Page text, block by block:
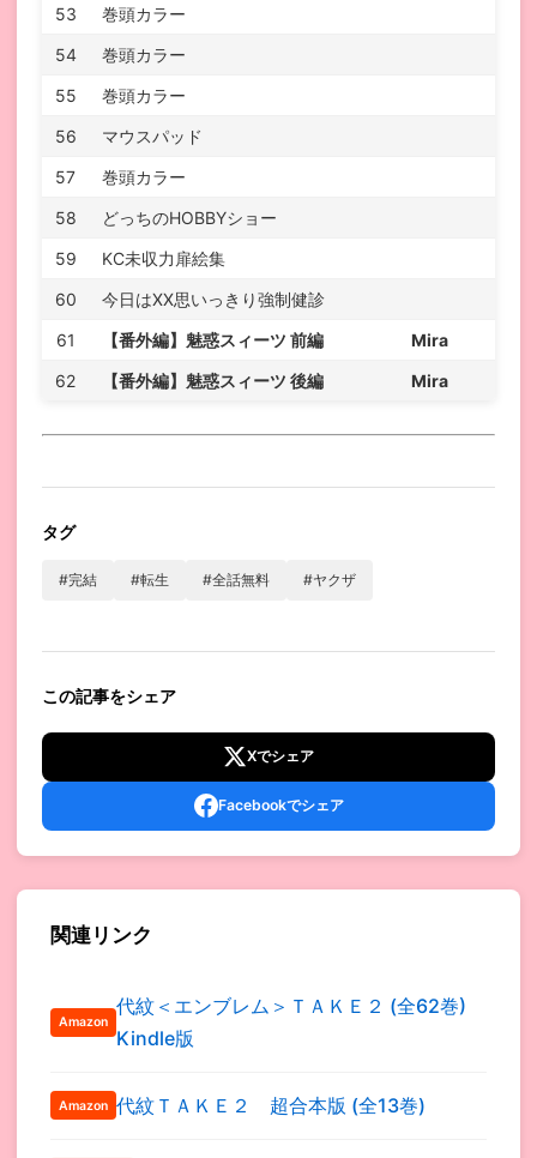
53
巻頭カラー
54
巻頭カラー
55
巻頭カラー
56
マウスパッド
57
巻頭カラー
58
どっちのHOBBYショー
59
KC未収力扉絵集
60
今日はXX思いっきり強制健診
61
【番外編】魅惑スィーツ 前編
Mira
62
【番外編】魅惑スィーツ 後編 Mira
タグ
#完結 #転生 #全話無料 #ヤクザ
この記事をシェア
Xでシェア
Facebookでシェア
関連リンク
Amazon
代紋＜エンブレム＞ＴＡＫＥ２ (全62巻)
Kindle版
Amazon 代紋ＴＡＫＥ２ 超合本版 (全13巻)